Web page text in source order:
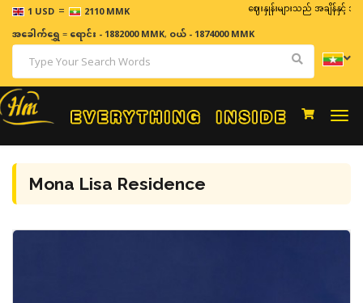
1 USD = 2110 MMK ဈေးနှုန်းများသည် အချိန်နှင့် အမျှပြေ
အခေါက်ရွှေ=ရောင်း - 1882000 MMK, ဝယ် - 1874000 MMK
Mona Lisa Residence